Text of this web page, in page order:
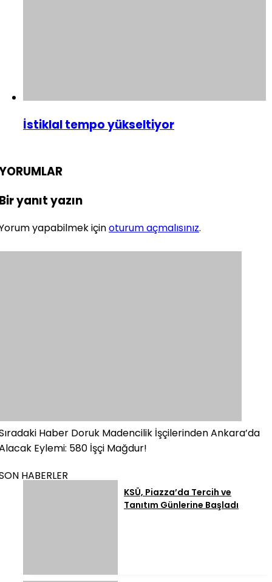
İstiklal tempo yükseltiyor
yanıt yazın
yapabilmek içinoturum açmalısınız.
Haber Doruk Madencilik İşçilerinden Ankara’da
Eylemi: 580 İşçi Mağdur!
HABERLER
KSÜ, Piazza’da Tercih ve
Tanıtım Günlerine Başladı